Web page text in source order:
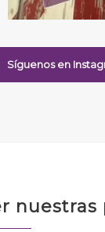
Síguenos en